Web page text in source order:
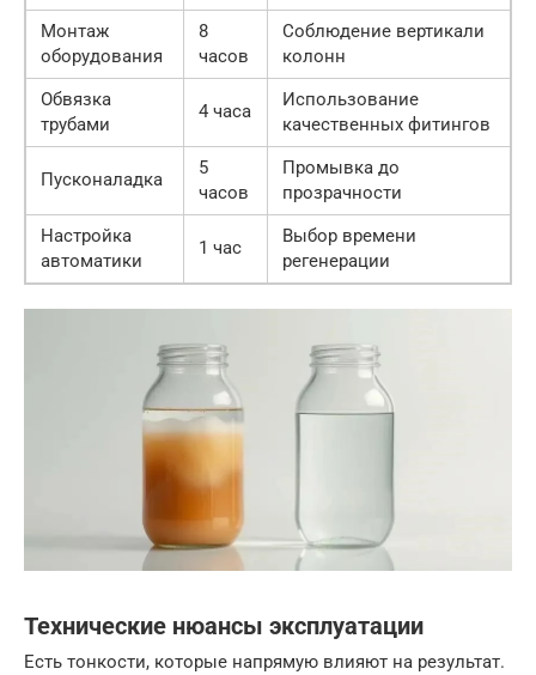
Монтаж
оборудования
8
часов
Соблюдение вертикали
колонн
Обвязка
трубами
4 часа
Использование
качественных фитингов
Пусконаладка
5
часов
Промывка до
прозрачности
Настройка
автоматики
1 час
Выбор времени
регенерации
Технические нюансы эксплуатации
Есть тонкости, которые напрямую влияют на результат.